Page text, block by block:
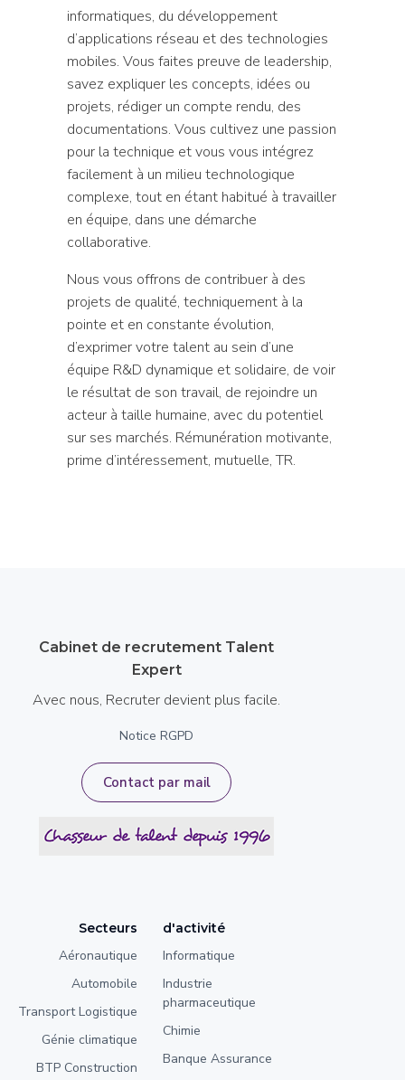
informatiques, du développement
d’applications réseau et des technologies
mobiles. Vous faites preuve de leadership,
savez expliquer les concepts, idées ou
projets, rédiger un compte rendu, des
documentations. Vous cultivez une passion
pour la technique et vous vous intégrez
facilement à un milieu technologique
complexe, tout en étant habitué à travailler
en équipe, dans une démarche
collaborative.
Nous vous offrons de contribuer à des
projets de qualité, techniquement à la
pointe et en constante évolution,
d’exprimer votre talent au sein d’une
équipe R&D dynamique et solidaire, de voir
le résultat de son travail, de rejoindre un
acteur à taille humaine, avec du potentiel
sur ses marchés. Rémunération motivante,
prime d’intéressement, mutuelle, TR.
Cabinet de recrutement Talent
Expert
Avec nous, Recruter devient plus facile.
Notice RGPD
Contact par mail
Secteurs
Aéronautique
Automobile
Transport Logistique
Génie climatique
BTP Construction
d'activité
Informatique
Industrie
pharmaceutique
Chimie
Banque Assurance